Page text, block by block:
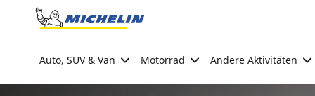
Go to page content
Auto, SUV & Van Motorrad Andere Aktivitäten